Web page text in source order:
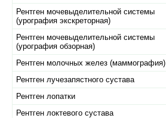
Рентген мочевыделительной системы
(урография экскреторная)
Рентген мочевыделительной системы
(урография обзорная)
Рентген молочных желез (маммография)
Рентген лучезапястного сустава
Рентген лопатки
Рентген локтевого сустава